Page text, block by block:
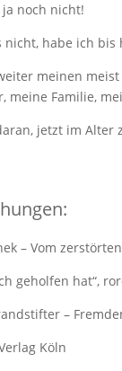
noch nicht!
nicht, habe ich bis
meinen
meine Familie,
jetzt im
– Vom
geholfen hat“,
–
Köln